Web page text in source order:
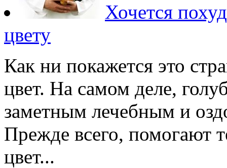
Хочется
цвету
Как ни покажется это
цвет. На самом деле,
заметным лечебным и
Прежде всего, помогают
цвет...